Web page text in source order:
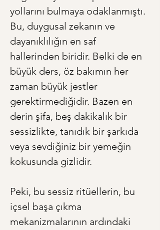
yollarını bulmaya odaklanmıştı.
Bu, duygusal zekanın ve
dayanıklılığın en saf
hallerinden biridir. Belki de en
büyük ders, öz bakımın her
zaman büyük jestler
gerektirmediğidir. Bazen en
derin şifa, beş dakikalık bir
sessizlikte, tanıdık bir şarkıda
veya sevdiğiniz bir yemeğin
kokusunda gizlidir.
Peki, bu sessiz ritüellerin, bu
içsel başa çıkma
mekanizmalarının ardındaki